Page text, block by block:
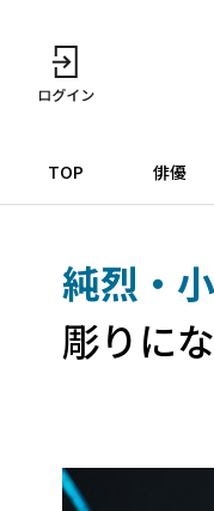
TOP 俳優
純烈・
彫りに